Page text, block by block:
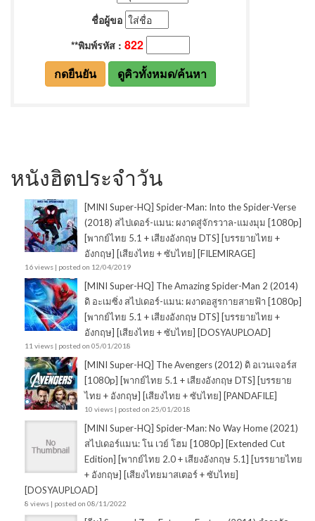
หนังฮิตประจำวัน
[MINI Super-HQ] Spider-Man: Into the Spider-Verse
(2018) สไปเดอร์-แมน: ผงาดสู่จักรวาล-แมงมุม [1080p]
[พากย์ไทย 5.1 + เสียงอังกฤษ DTS] [บรรยายไทย +
อังกฤษ] [เสียงไทย + ซับไทย] [FILEMIRAGE]
16 views | posted on 12/04/2019
[MINI Super-HQ] The Amazing Spider-Man 2 (2014)
ดิ อะเมซิ่ง สไปเดอร์-แมน: ผงาดอสูรกายสายฟ้า [1080p]
[พากย์ไทย 5.1 + เสียงอังกฤษ DTS] [บรรยายไทย +
อังกฤษ] [เสียงไทย + ซับไทย] [DOSYAUPLOAD]
11 views | posted on 05/01/2018
[MINI Super-HQ] The Avengers (2012) ดิ อเวนเจอร์ส
[1080p] [พากย์ไทย 5.1 + เสียงอังกฤษ DTS] [บรรยาย
ไทย + อังกฤษ] [เสียงไทย + ซับไทย] [PANDAFILE]
10 views | posted on 25/01/2018
[MINI Super-HQ] Spider-Man: No Way Home (2021)
สไปเดอร์แมน: โน เวย์ โฮม [1080p] [Extended Cut
Edition] [พากย์ไทย 2.0 + เสียงอังกฤษ 5.1] [บรรยายไทย
+ อังกฤษ] [เสียงไทยมาสเตอร์ + ซับไทย]
[DOSYAUPLOAD]
8 views | posted on 08/11/2022